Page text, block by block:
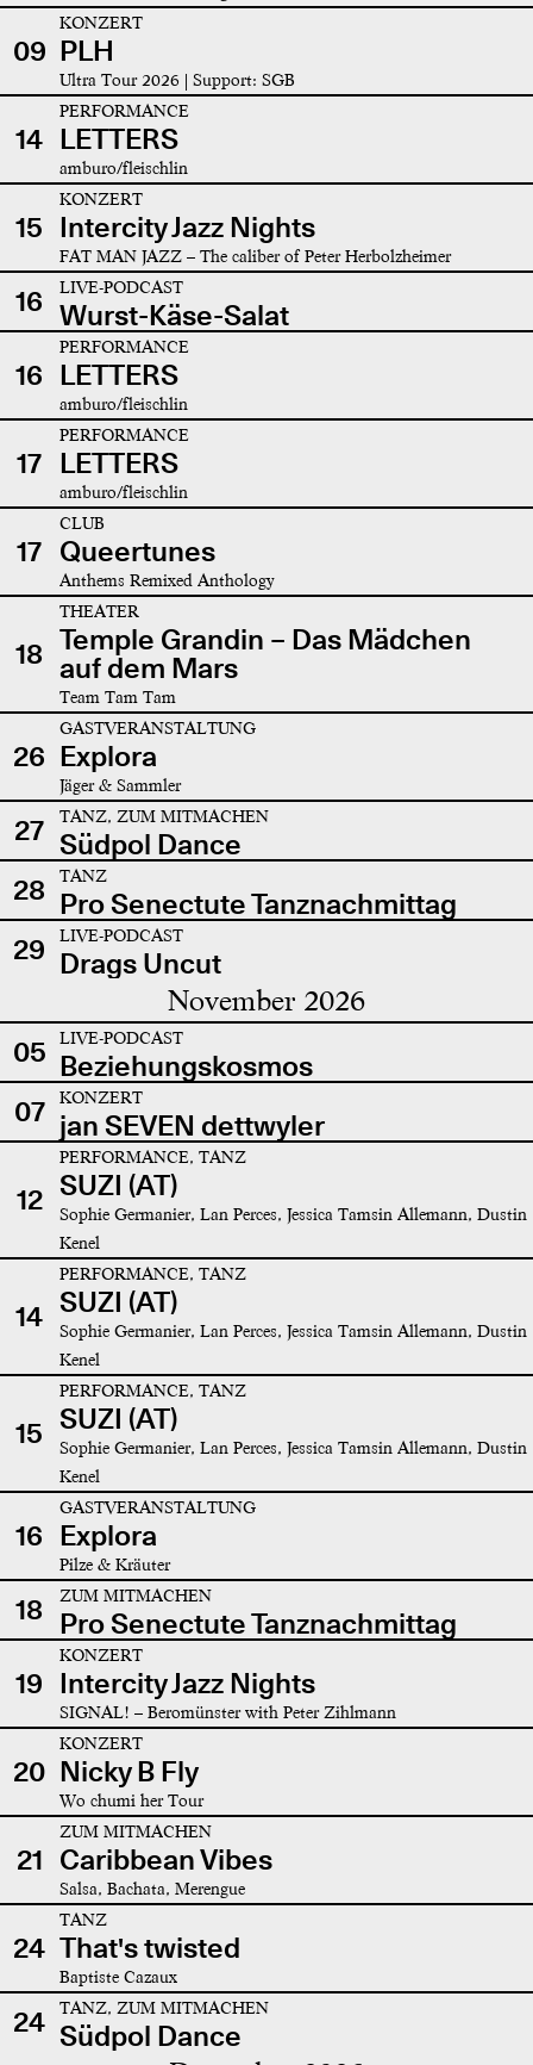
09
KONZERT
PLH
Ultra Tour 2026 | Support: SGB
14
PERFORMANCE
LETTERS
amburo/fleischlin
15
KONZERT
Intercity Jazz Nights
FAT MAN JAZZ – The caliber of Peter Herbolzheimer
16 LIVE-PODCAST
Wurst-Käse-Salat
16
PERFORMANCE
LETTERS
amburo/fleischlin
17
PERFORMANCE
LETTERS
amburo/fleischlin
17
CLUB
Queertunes
Anthems Remixed Anthology
18
THEATER
Temple Grandin – Das Mädchen
auf dem Mars
Team Tam Tam
26
GASTVERANSTALTUNG
Explora
Jäger & Sammler
27 TANZ, ZUM MITMACHEN
Südpol Dance
28
TANZ
Pro Senectute Tanznachmittag
29
LIVE-PODCAST
Drags Uncut
November 2026
05 LIVE-PODCAST
Beziehungskosmos
07
KONZERT
jan SEVEN dettwyler
12
PERFORMANCE, TANZ
SUZI (AT)
Sophie Germanier, Lan Perces, Jessica Tamsin Allemann, Dustin
Kenel
14
PERFORMANCE, TANZ
SUZI (AT)
Sophie Germanier, Lan Perces, Jessica Tamsin Allemann, Dustin
Kenel
15
PERFORMANCE, TANZ
SUZI (AT)
Sophie Germanier, Lan Perces, Jessica Tamsin Allemann, Dustin
Kenel
16
GASTVERANSTALTUNG
Explora
Pilze & Kräuter
18 ZUM MITMACHEN
Pro Senectute Tanznachmittag
19
KONZERT
Intercity Jazz Nights
SIGNAL! – Beromünster with Peter Zihlmann
20
KONZERT
Nicky B Fly
Wo chumi her Tour
21
ZUM MITMACHEN
Caribbean Vibes
Salsa, Bachata, Merengue
24
TANZ
That's twisted
Baptiste Cazaux
24 TANZ, ZUM MITMACHEN
Südpol Dance